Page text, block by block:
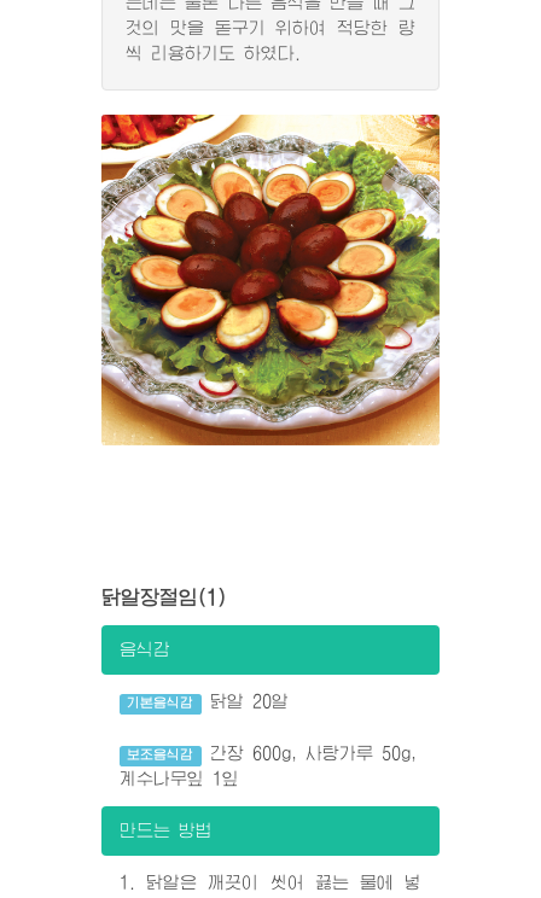
것의 맛을 돋구기 위하여 적당한 량
씩 리용하기도 하였다.
닭알장절임(1)
음식감
기본음식감 닭알 20알
보조음식감
간장 600g, 사탕가루 50g,
계수나무잎 1잎
만드는 방법
1. 닭알은 깨끗이 씻어 끓는 물에 넣